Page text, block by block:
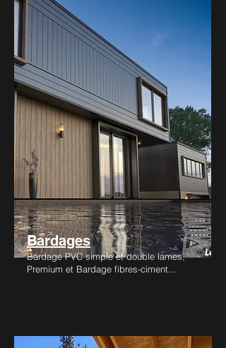
Bardages
Bardage PVC simple et double lames,
Premium et Bardage fibres-ciment...